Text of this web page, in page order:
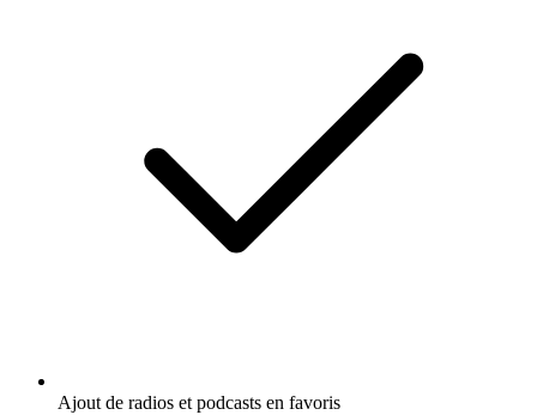
Ajout de radios et podcasts en favoris